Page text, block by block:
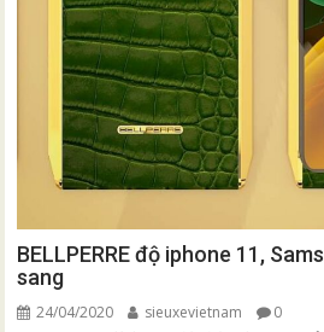
BELLPERRE độ iphone 11,
sang
24/04/2020 sieuxevietnam 0